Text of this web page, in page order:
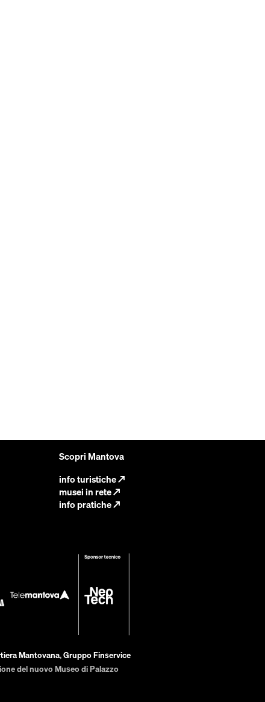
Scopri Mantova
info turistiche↗
musei in rete↗
info pratiche↗
Mantovana,Gruppo Finservice
del nuovo Museo di Palazzo